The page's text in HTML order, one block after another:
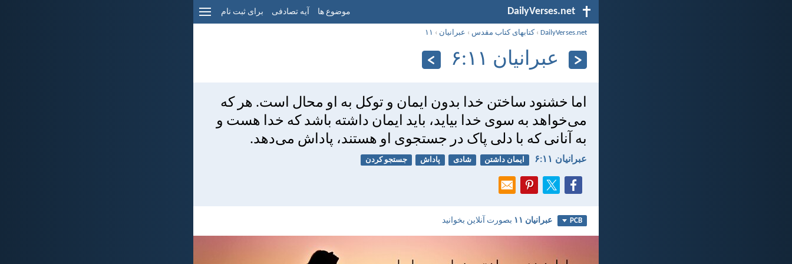
DailyVerses.net موضوع ها آیه تصادفی برای ثبت نام
DailyVerses.net
›کتابهای کتاب مقدس › عبرانيان › ۱۱
عبرانيان ۱۱:‏۶
اما خشنود ساختن خدا بدون ايمان و توكل به او محال است. هر كه
می‌خواهد به سوی خدا بيايد، بايد ايمان داشته باشد كه خدا هست و
به آنانی كه با دلی پاک در جستجوی او هستند، پاداش می‌دهد.
عبرانيان ۱۱:‏۶ ایمان داشتن شادی پاداش جستجو کردن
PCB عبرانيان ۱۱ بصورت آنلاین بخوانید